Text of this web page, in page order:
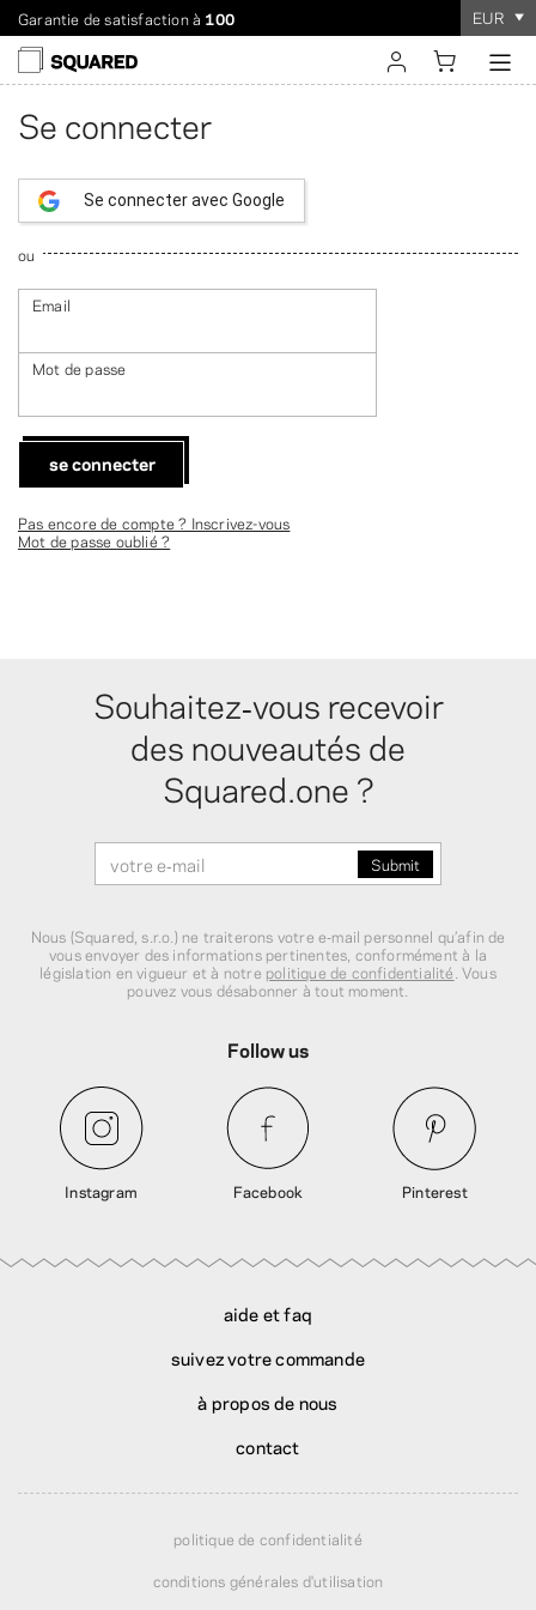
Expédition dans le monde entier. Livraison à prix réduit à
partir de 60 $.
La commande ne prend
Garantie de satisfaction à 100 EUR
Se connecter
Se connecter avec Google
ou
Email
Mot de passe
se connecter
Pas encore de compte ? Inscrivez-vous
Mot de passe oublié ?
Souhaitez‑vous recevoir
des nouveautés de
Squared.one ?
Nous (Squared, s.r.o.) ne traiterons votre e‑mail personnel qu’afin de
vous envoyer des informations pertinentes, conformément à la
législation en vigueur et à notre politique de confidentialité . Vous
pouvez vous désabonner à tout moment.
Follow us
Instagram Facebook Pinterest
aide et faq
suivez votre commande
à propos de nous
contact
politique de confidentialité
conditions générales d'utilisation